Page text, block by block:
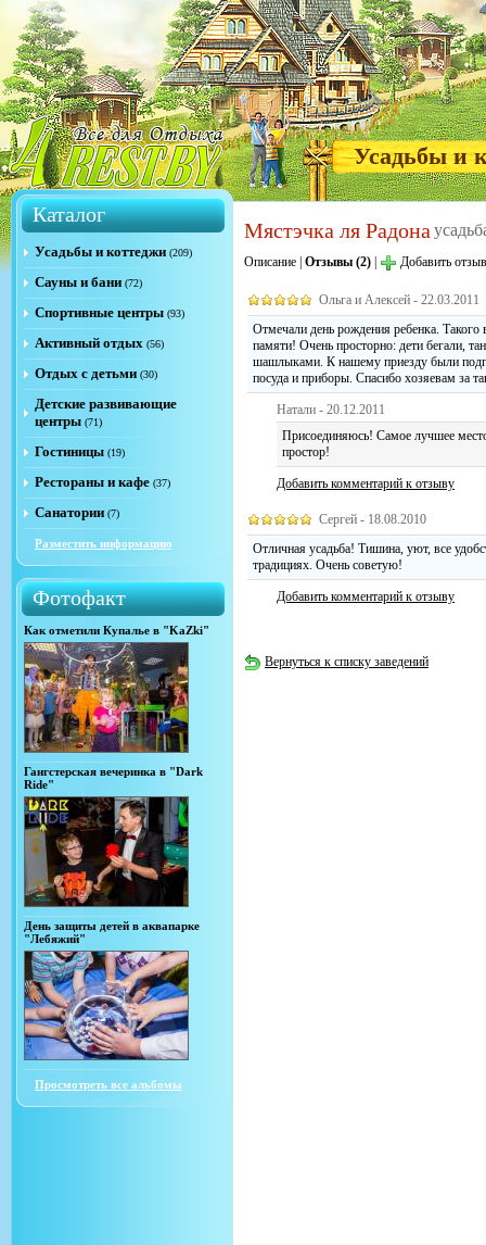
Усадьбы и
Каталог
Усадьбы и коттеджи (209)
Сауны и бани (72)
Спортивные центры (93)
Активный отдых (56)
Отдых с детьми (30)
Детские развивающие
центры (71)
Гостиницы (19)
Рестораны и кафе (37)
Санатории (7)
Разместить информацию
Фотофакт
Как отметили Купалье в "KaZki"
Гангстерская вечеринка в "Dark
Ride"
День защиты детей в аквапарке
"Лебяжий"
Просмотреть все альбомы
Мястэчка ля Радона
Описание Отзывы (2) Добавить отзыв
Ольга и Алексей - 22.03.2011
Отмечали день рождения ребенка.
памяти! Очень просторно: дети бегали,
шашлыками. К нашему приезду были
посуда и приборы. Спасибо хозяевам за
Натали - 20.12.2011
Присоединяюсь! Самое лучшее
простор!
Добавить комментарий к отзыву
Сергей - 18.08.2010
Отличная усадьба! Тишина, уют, все
традициях. Очень советую!
Добавить комментарий к отзыву
Вернуться к списку заведений